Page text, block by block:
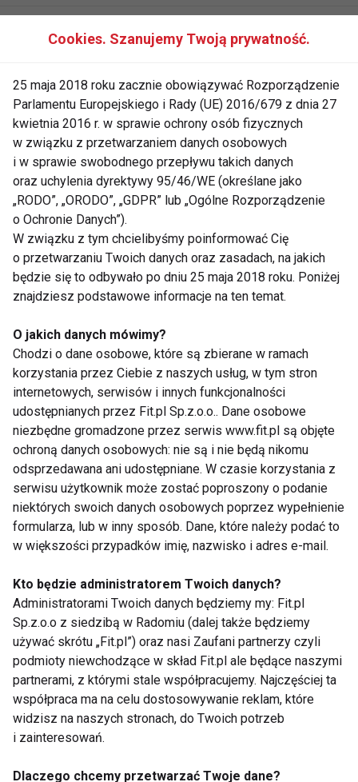
4 kroki do zdrowego uśmiechu
Uśmiechnij się!
Nie przegap nowości ze
świata FIT!
Zapisz się do naszego newslettera
Wyrażam zgodę na otrzymywanie informacji
handlowej drogą elektroniczną na podany adres e-mail
przez FIT.PL. Więcej informacji znajdziesz w Polityce
ZAPISZ SIĘ
WSPÓŁPRACA
Cookies. Szanujemy Twoją prywatność.
25 maja 2018 roku zacznie obowiązywać Rozporządzenie
Parlamentu Europejskiego i Rady (UE) 2016/679 z dnia 27
kwietnia 2016 r. w sprawie ochrony osób fizycznych
w związku z przetwarzaniem danych osobowych
i w sprawie swobodnego przepływu takich danych
oraz uchylenia dyrektywy 95/46/WE (określane jako
„RODO”, „ORODO”, „GDPR” lub „Ogólne Rozporządzenie
o Ochronie Danych”).
W związku z tym chcielibyśmy poinformować Cię
o przetwarzaniu Twoich danych oraz zasadach, na jakich
będzie się to odbywało po dniu 25 maja 2018 roku. Poniżej
znajdziesz podstawowe informacje na ten temat.
O jakich danych mówimy?
Chodzi o dane osobowe, które są zbierane w ramach
korzystania przez Ciebie z naszych usług, w tym stron
internetowych, serwisów i innych funkcjonalności
udostępnianych przez Fit.pl Sp.z.o.o.. Dane osobowe
niezbędne gromadzone przez serwis www.fit.pl są objęte
ochroną danych osobowych: nie są i nie będą nikomu
odsprzedawana ani udostępniane. W czasie korzystania z
serwisu użytkownik może zostać poproszony o podanie
niektórych swoich danych osobowych poprzez wypełnienie
formularza, lub w inny sposób. Dane, które należy podać to
w większości przypadków imię, nazwisko i adres e-mail.
Kto będzie administratorem Twoich danych?
Administratorami Twoich danych będziemy my: Fit.pl
Sp.z.o.o z siedzibą w Radomiu (dalej także będziemy
używać skrótu „Fit.pl”) oraz nasi Zaufani partnerzy czyli
podmioty niewchodzące w skład Fit.pl ale będące naszymi
partnerami, z którymi stale współpracujemy. Najczęściej ta
współpraca ma na celu dostosowywanie reklam, które
widzisz na naszych stronach, do Twoich potrzeb
i zainteresowań.
Dlaczego chcemy przetwarzać Twoje dane?